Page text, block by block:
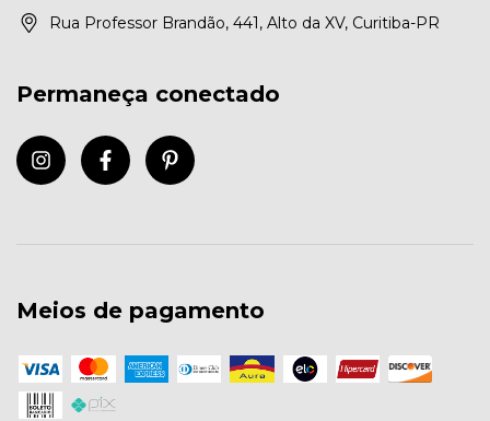
Rua Professor Brandão, 441, Alto da XV, Curitiba-PR
Permaneça conectado
Meios de pagamento